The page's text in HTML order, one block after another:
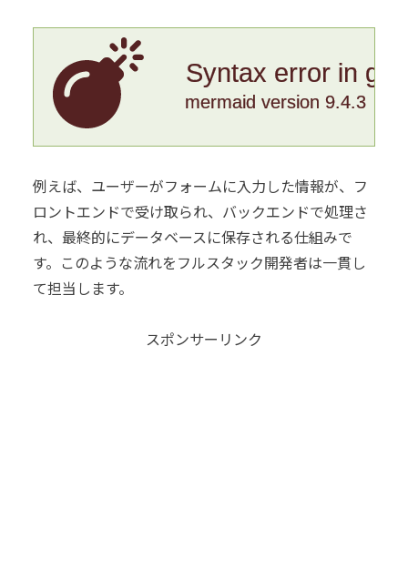
Syntax error in
mermaid version 9.4.3
例えば、ユーザーがフォームに入力した情報が、フ
ロントエンドで受け取られ、バックエンドで処理さ
れ、最終的にデータベースに保存される仕組みで
す。このような流れをフルスタック開発者は一貫し
て担当します。
スポンサーリンク